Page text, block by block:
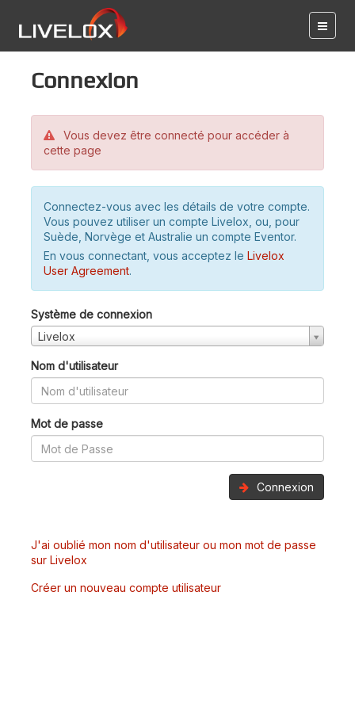
Connexion
Vous devez être connecté pour accéder à
cette page
Connectez-vous avec les détails de votre compte.
Vous pouvez utiliser un compte Livelox, ou, pour
Suède, Norvège et Australie un compte Eventor.
En vous connectant, vous acceptez le Livelox
User Agreement.
Système de connexion
Livelox
Nom d'utilisateur
Mot de passe
Connexion
J'ai oublié mon nom d'utilisateur ou mon mot de passe
sur Livelox
Créer un nouveau compte utilisateur